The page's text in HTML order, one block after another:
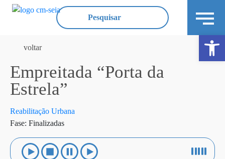
voltar
Empreitada “Porta da
Estrela”
Reabilitação Urbana
Fase: Finalizadas